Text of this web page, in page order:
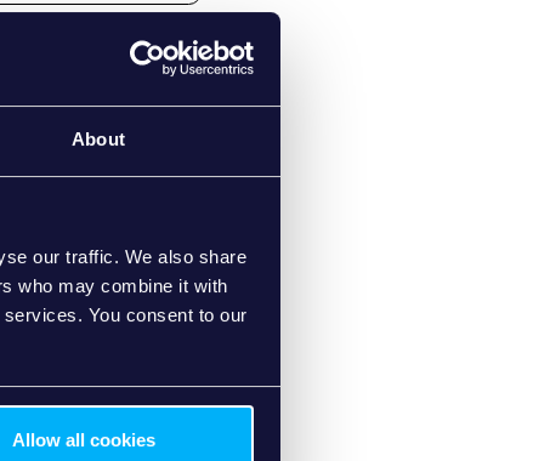
About
our traffic. We also share
who may combine it with
You consent to our
Allow all cookies